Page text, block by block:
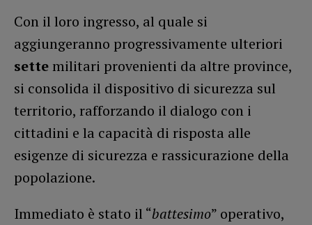
Con il loro ingresso, al quale si
aggiungeranno progressivamente ulteriori
sette militari provenienti da altre province,
si consolida il dispositivo di sicurezza sul
territorio, rafforzando il dialogo con i
cittadini e la capacità di risposta alle
esigenze di sicurezza e rassicurazione della
popolazione.
Immediato è stato il “battesimo” operativo,